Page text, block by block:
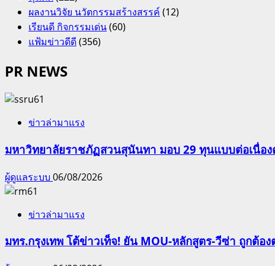
ผลงานวิจัย นวัตกรรมสร้างสรรค์ (12)
เรียนดี กิจกรรมเด่น(60)
แฟ้มข่าวดีดี(356)
PR NEWS
ข่าวล่ามาแรง
มหาวิทยาลัยราชภัฏสวนสุนันทา มอบ 29 ทุนแบบต่อเนื่อ
ผู้ดูแลระบบ 06/08/2026
ข่าวล่ามาแรง
มทร.กรุงเทพ โต้ข่าวเท็จ! ยัน MOU-หลักสูตร-วีซ่า ถูกต้